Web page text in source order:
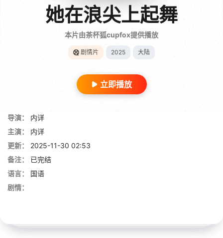
她在浪尖上起舞
本片由茶杯狐cupfox提供播放
剧情片 2025 大陆
立即播放
导演：
内详
主演：
内详
更新：
2025-11-30 02:53
备注：
已完结
语言：
国语
剧情：